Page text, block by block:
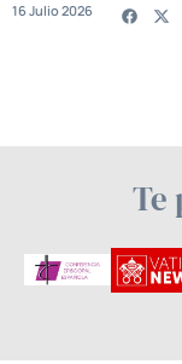
16 Julio 2026
Te